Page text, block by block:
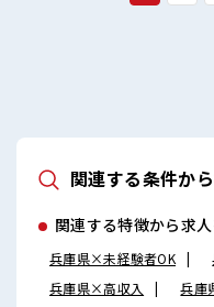
関連する条件か
関連する特徴から求
兵庫県×未経験者OK
兵庫県×高収入
兵庫